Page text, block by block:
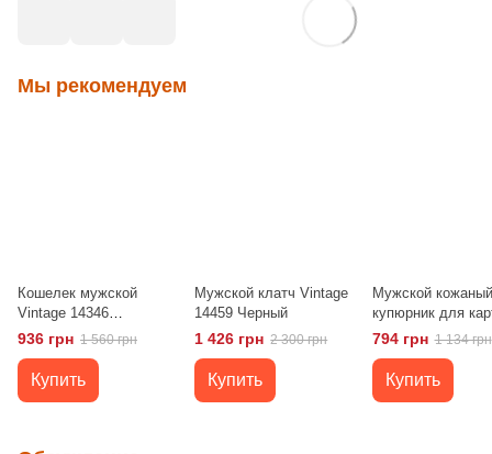
Мы рекомендуем
Кошелек мужской
Vintage 14346
Коричневый
936 грн 1 560 грн
Купить
Мужской клатч Vintage
14459 Черный
1 426 грн 2 300 грн
Купить
Мужской кожаный
купюрник для
купюр и монет ST
Leather 18308
794 грн 1 134 грн
Купить